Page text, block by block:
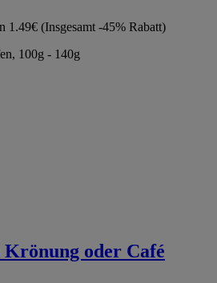
1.49€ (Insgesamt -45% Rabatt)
100g - 140g
Krönung oder Café